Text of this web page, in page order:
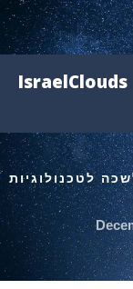
IsraelClouds
לטכנולוגיות